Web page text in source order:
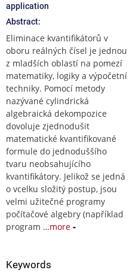
application
Abstract:
Eliminace kvantifikátorů v
oboru reálných čísel je jednou
z mladších oblastí na pomezí
matematiky, logiky a výpočetní
techniky. Pomocí metody
nazývané cylindrická
algebraická dekompozice
dovoluje zjednodušit
matematické kvantifikované
formule do jednoduššího
tvaru neobsahujícího
kvantifikátory. Jelikož se jedná
o vcelku složitý postup, jsou
velmi užitečné programy
počítačové algebry (například
program …more
Keywords